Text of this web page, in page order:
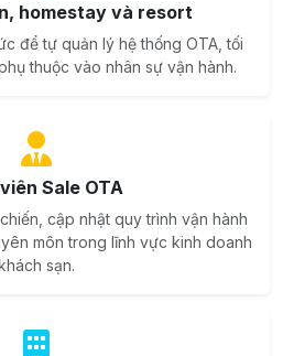
homestay và resort
để tự quản lý hệ thống OTA, tối
thuộc vào nhân sự vận hành.
Sale OTA
cập nhật quy trình vận hành
môn trong lĩnh vực kinh doanh
sạn.